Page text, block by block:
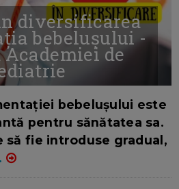
diversificarea
bebelușului -
de
bebelușului este
pentru sănătatea sa.
să fie introduse gradual,